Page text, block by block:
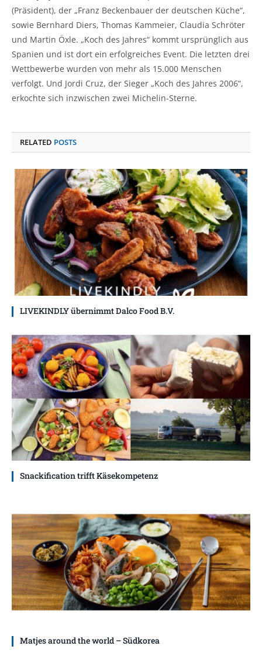
(Präsident), der „Franz Beckenbauer der deutschen Küche“,
sowie Bernhard Diers, Thomas Kammeier, Claudia Schröter
und Martin Öxle. „Koch des Jahres“ kommt ursprünglich aus
Spanien und ist dort ein erfolgreiches Event. Die letzten drei
Wettbewerbe wurden von mehr als 15.000 Menschen
verfolgt. Und Jordi Cruz, der Sieger „Koch des Jahres 2006“,
erkochte sich inzwischen zwei Michelin-Sterne.
RELATED POSTS
LIVEKINDLY übernimmt Dalco Food B.V.
Snackification trifft Käsekompetenz
Matjes around the world – Südkorea